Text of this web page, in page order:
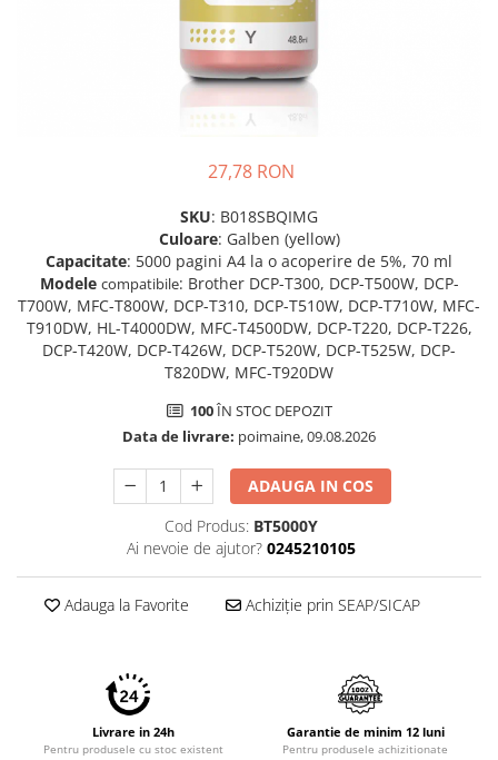
Consumabile imprimanta
Accesorii imprimante 3D
Filament imprimanta 3D
Laptopuri
Laptopuri / notebookuri
Laptop-uri 2 in 1
Piese si accesorii
Accesorii Printing
PC Gaming
27,78 RON
SKU: B018SBQIMG
Culoare: Galben (yellow)
Capacitate: 5000 pagini A4 la o acoperire de 5%, 70 ml
Modele compatibile: Brother DCP-T300, DCP-T500W, DCP-
T700W, MFC-T800W, DCP-T310, DCP-T510W, DCP-T710W, MFC-
T910DW, HL-T4000DW, MFC-T4500DW, DCP-T220, DCP-T226,
DCP-T420W, DCP-T426W, DCP-T520W, DCP-T525W, DCP-
T820DW, MFC-T920DW
100ÎN STOC DEPOZIT
Data de livrare: poimaine, 09.08.2026
ADAUGA IN COS
Cod Produs: BT5000Y
Ai nevoie de ajutor? 0245210105
Adauga la Favorite Achiziție prin SEAP/SICAP
Livrare in 24h
Pentru produsele cu stoc existent
Garantie de minim 12 luni
Pentru produsele achizitionate